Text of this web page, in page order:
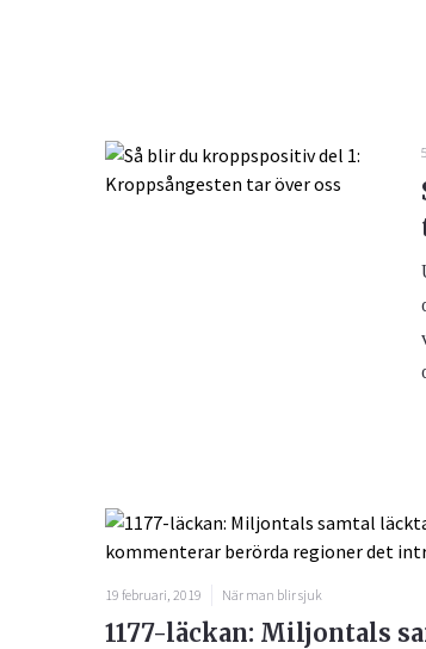
19 februari, 2019 När man blir sjuk
1177-läckan: Miljontals